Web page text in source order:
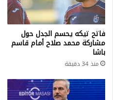
فاتح تيكه يحسم الجدل حول
مشاركة محمد صلاح أمام قاسم
باشا
منذ 34 دقيقة